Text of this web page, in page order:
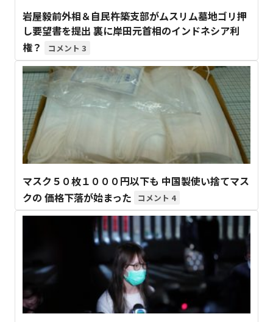
岩屋毅前外相＆自民杵築支部がムスリム墓地ゴリ押
し要望書を提出 裏に岸田元首相のインドネシア利
権？
3
マスク５０枚１０００円以下も 中国製使い捨てマス
クの 価格下落が始まった
4